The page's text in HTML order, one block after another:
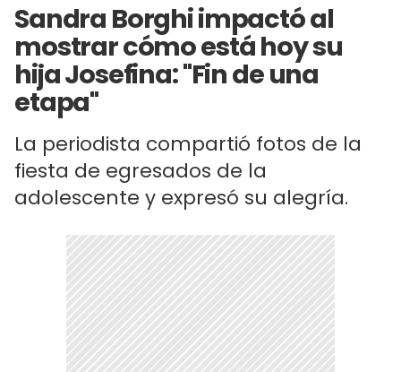
Sandra Borghi impactó al
mostrar cómo está hoy su
hija Josefina: "Fin de una
etapa"
La periodista compartió fotos de la
fiesta de egresados de la
adolescente y expresó su alegría.